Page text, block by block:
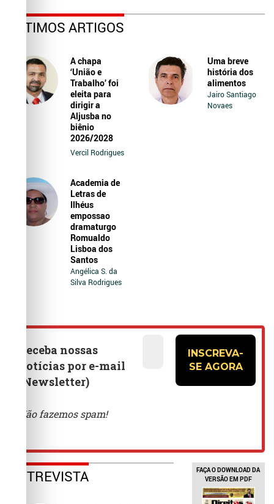
ÚLTIMOS ARTIGOS
A chapa
‘União e
Trabalho’ foi
eleita para
dirigir a
Aljusba no
biênio
2026/2028
Vercil Rodrigues
Uma breve
história dos
alimentos
Jairo Santiago
Novaes
Academia de
Letras de
Ilhéus
empossao
dramaturgo
Romualdo
Lisboa dos
Santos
Angélica S. da
Silva Rodrigues
ENTREVISTA
FAÇA O DOWNLOAD DA
VERSÃO EM PDF